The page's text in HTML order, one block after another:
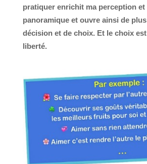
pratiquer enrichit ma perception et
panoramique et ouvre ainsi de
décision et de choix. Et le choix
liberté.